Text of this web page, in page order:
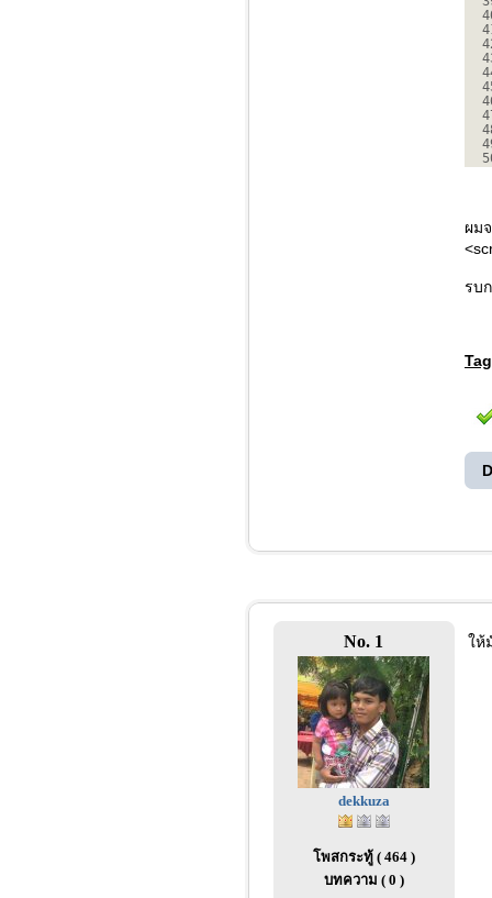
ผม
รบ
Tag
No. 1
dekkuza
โพสกระทู้ ( 464 )
บทความ ( 0 )
ให้